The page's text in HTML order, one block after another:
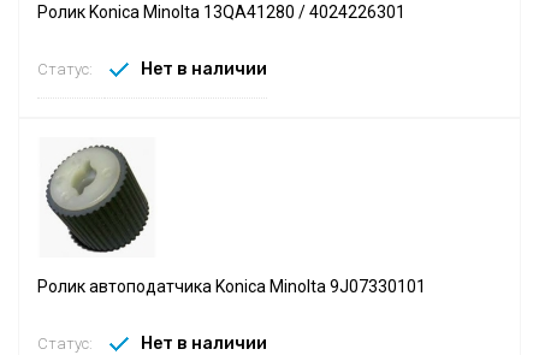
Ролик Konica Minolta 13QA41280 / 4024226301
Статус: Нет в наличии
Ролик автоподатчика Konica Minolta 9J07330101
Статус: Нет в наличии